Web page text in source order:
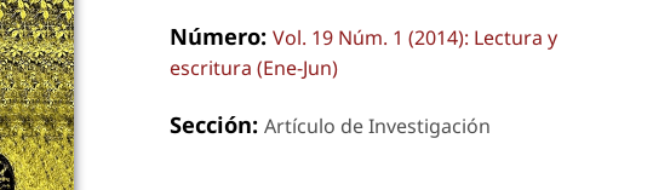
Número: Vol. 19 Núm. 1 (2014): Lectura y
escritura (Ene-Jun)
Sección: Artículo de Investigación